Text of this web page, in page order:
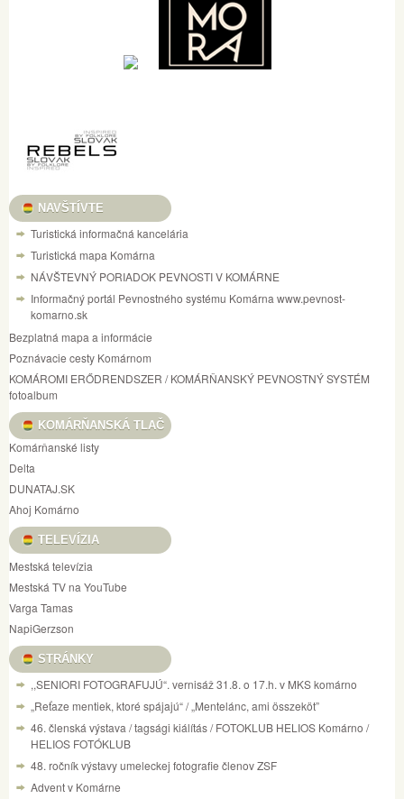
NAVŠTÍVTE
Turistická informačná kancelária
Turistická mapa Komárna
NÁVŠTEVNÝ PORIADOK PEVNOSTI V KOMÁRNE
Informačný portál Pevnostného systému Komárna www.pevnost-
komarno.sk
Bezplatná mapa a informácie
Poznávacie cesty Komárnom
KOMÁROMI ERŐDRENDSZER / KOMÁRŇANSKÝ PEVNOSTNÝ SYSTÉM
fotoalbum
KOMÁRŇANSKÁ TLAČ
Komárňanské listy
Delta
DUNATAJ.SK
Ahoj Komárno
TELEVÍZIA
Mestská televízia
Mestská TV na YouTube
Varga Tamas
NapiGerzson
STRÁNKY
,,SENIORI FOTOGRAFUJÚ“. vernisáž 31.8. o 17.h. v MKS komárno
„Reťaze mentiek, ktoré spájajú“ / „Mentelánc, ami összeköt”
46. členská výstava / tagsági kiálítás / FOTOKLUB HELIOS Komárno /
HELIOS FOTÓKLUB
48. ročník výstavy umeleckej fotografie členov ZSF
Advent v Komárne